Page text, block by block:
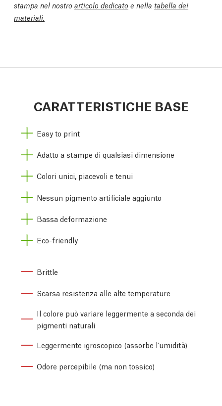
stampa nel nostro articolo dedicato e nella tabella dei
materiali.
CARATTERISTICHE BASE
Easy to print
Adatto a stampe di qualsiasi dimensione
Colori unici, piacevoli e tenui
Nessun pigmento artificiale aggiunto
Bassa deformazione
Eco-friendly
Brittle
Scarsa resistenza alle alte temperature
Il colore può variare leggermente a seconda dei
pigmenti naturali
Leggermente igroscopico (assorbe l'umidità)
Odore percepibile (ma non tossico)